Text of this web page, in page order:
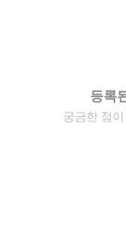
등록
궁금한 점